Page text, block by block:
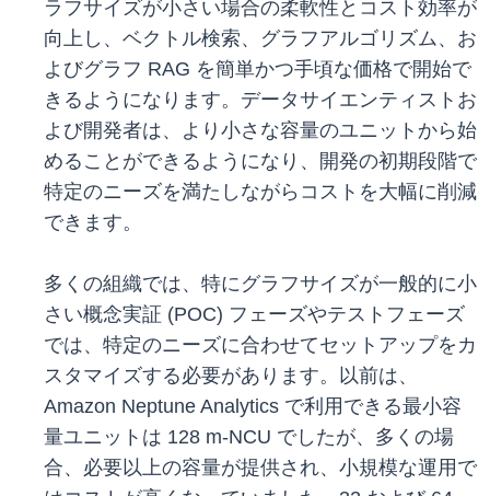
ラフサイズが小さい場合の柔軟性とコスト効率が
向上し、ベクトル検索、グラフアルゴリズム、お
よびグラフ RAG を簡単かつ手頃な価格で開始で
きるようになります。データサイエンティストお
よび開発者は、より小さな容量のユニットから始
めることができるようになり、開発の初期段階で
特定のニーズを満たしながらコストを大幅に削減
できます。
多くの組織では、特にグラフサイズが一般的に小
さい概念実証 (POC) フェーズやテストフェーズ
では、特定のニーズに合わせてセットアップをカ
スタマイズする必要があります。以前は、
Amazon Neptune Analytics で利用できる最小容
量ユニットは 128 m-NCU でしたが、多くの場
合、必要以上の容量が提供され、小規模な運用で